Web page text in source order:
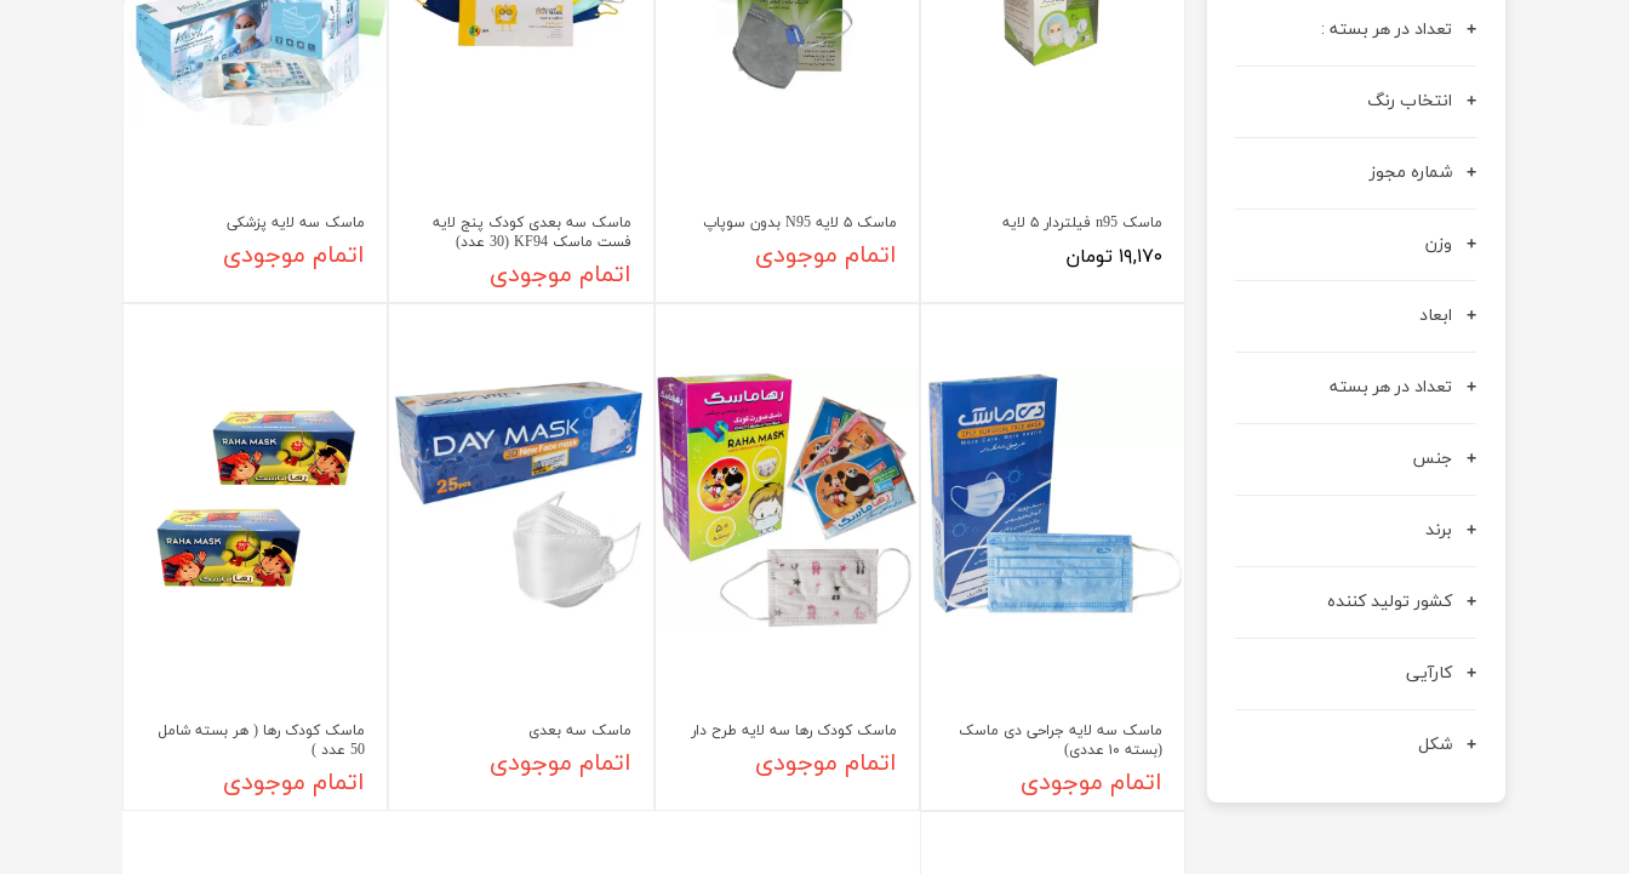
گن غبغب – فک بند – غبغب بند
تعداد در هر بسته :
انتخاب رنگ
شماره مجوز
وزن
ابعاد
تعداد در هر بسته
جنس
برند
کشور تولید کننده
کارآیی
شکل
ماسک n95 فیلتردار ۵ لایه
۱۹,۱۷۰ تومان
ماسک ۵ لایه N95 بدون سوپاپ
اتمام موجودی
ماسک سه بعدی کودک پنج لایه
فست ماسک KF94 (30 عدد)
اتمام موجودی
ماسک سه لایه پزشکی
اتمام موجودی
ماسک سه لایه جراحی دی ماسک
(بسته ۱۰ عددی)
اتمام موجودی
ماسک کودک رها سه لایه طرح دار
اتمام موجودی
ماسک سه بعدی
اتمام موجودی
ماسک کودک رها ( هر بسته شامل
50 عدد )
اتمام موجودی